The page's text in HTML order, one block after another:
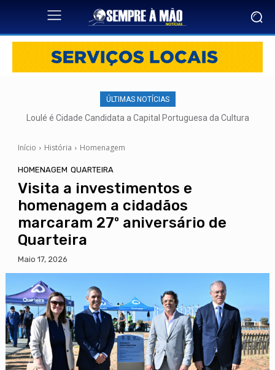
ÚLTIMAS NOTÍCIAS
Loulé é Cidade Candidata a Capital Portuguesa da Cultura
Início História Homenagem
HOMENAGEM QUARTEIRA
Visita a investimentos e
homenagem a cidadãos
marcaram 27º aniversário de
Quarteira
Maio 17, 2026